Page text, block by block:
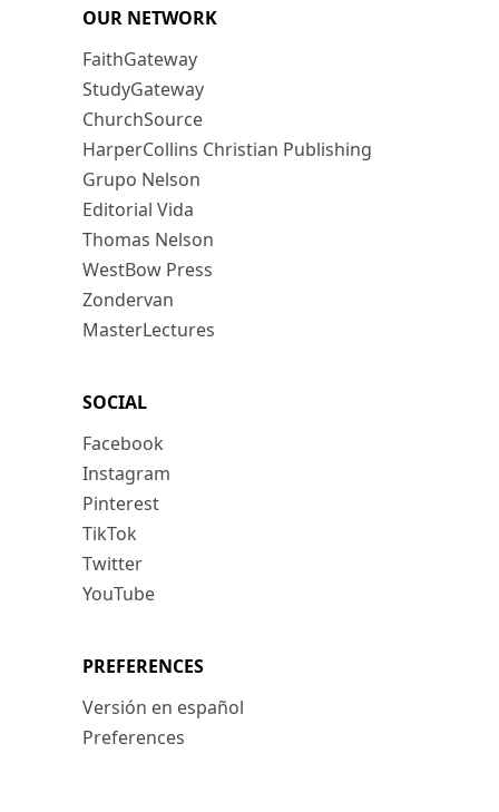
OUR NETWORK
FaithGateway
StudyGateway
ChurchSource
HarperCollins Christian Publishing
Grupo Nelson
Editorial Vida
Thomas Nelson
WestBow Press
Zondervan
MasterLectures
SOCIAL
Facebook
Instagram
Pinterest
TikTok
Twitter
YouTube
PREFERENCES
Versión en español
Preferences